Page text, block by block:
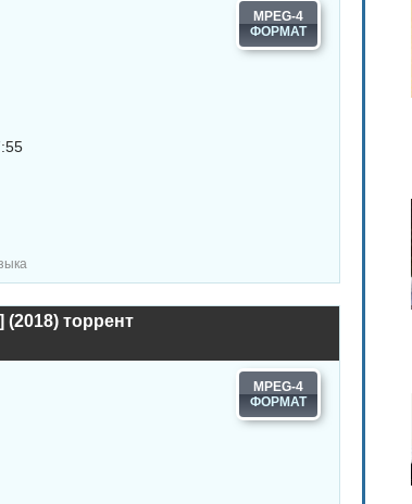
MPEG-4
торрент
MPEG-4